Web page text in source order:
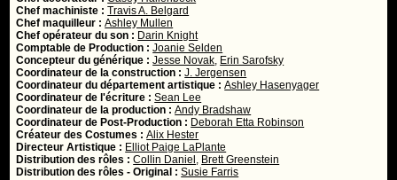
Chef machiniste :Travis A. Belgard
Chef maquilleur :Ashley Mullen
Chef opérateur du son : Darin Knight
Comptable de Production :Joanie Selden
Concepteur du générique :Jesse Novak, Erin Sarofsky
Coordinateur de la construction :J. Jergensen
Coordinateur du département artistique :Ashley Hasenyager
Coordinateur de l'écriture :Sean Lee
Coordinateur de la production :Andy Bradshaw
Coordinateur de Post-Production : Deborah Etta Robinson
Créateur des Costumes :Alix Hester
Directeur Artistique : Elliot Paige LaPlante
Distribution des rôles :Collin Daniel , Brett Greenstein
Distribution des rôles - Original :Susie Farris